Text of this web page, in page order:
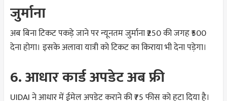
जुर्माना
अब बिना टिकट पकड़े जाने पर न्यूनतम जुर्माना ₹250 की जगह ₹500
देना होगा। इसके अलावा यात्री को टिकट का किराया भी देना पड़ेगा।
6. आधार कार्ड अपडेट अब फ्री
UIDAI ने आधार में ईमेल अपडेट कराने की ₹75 फीस को हटा दिया है।